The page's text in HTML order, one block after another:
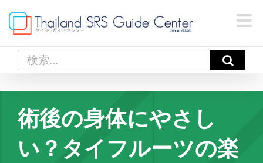
content
索
術後の身体にやさし
い？タイフルーツの楽